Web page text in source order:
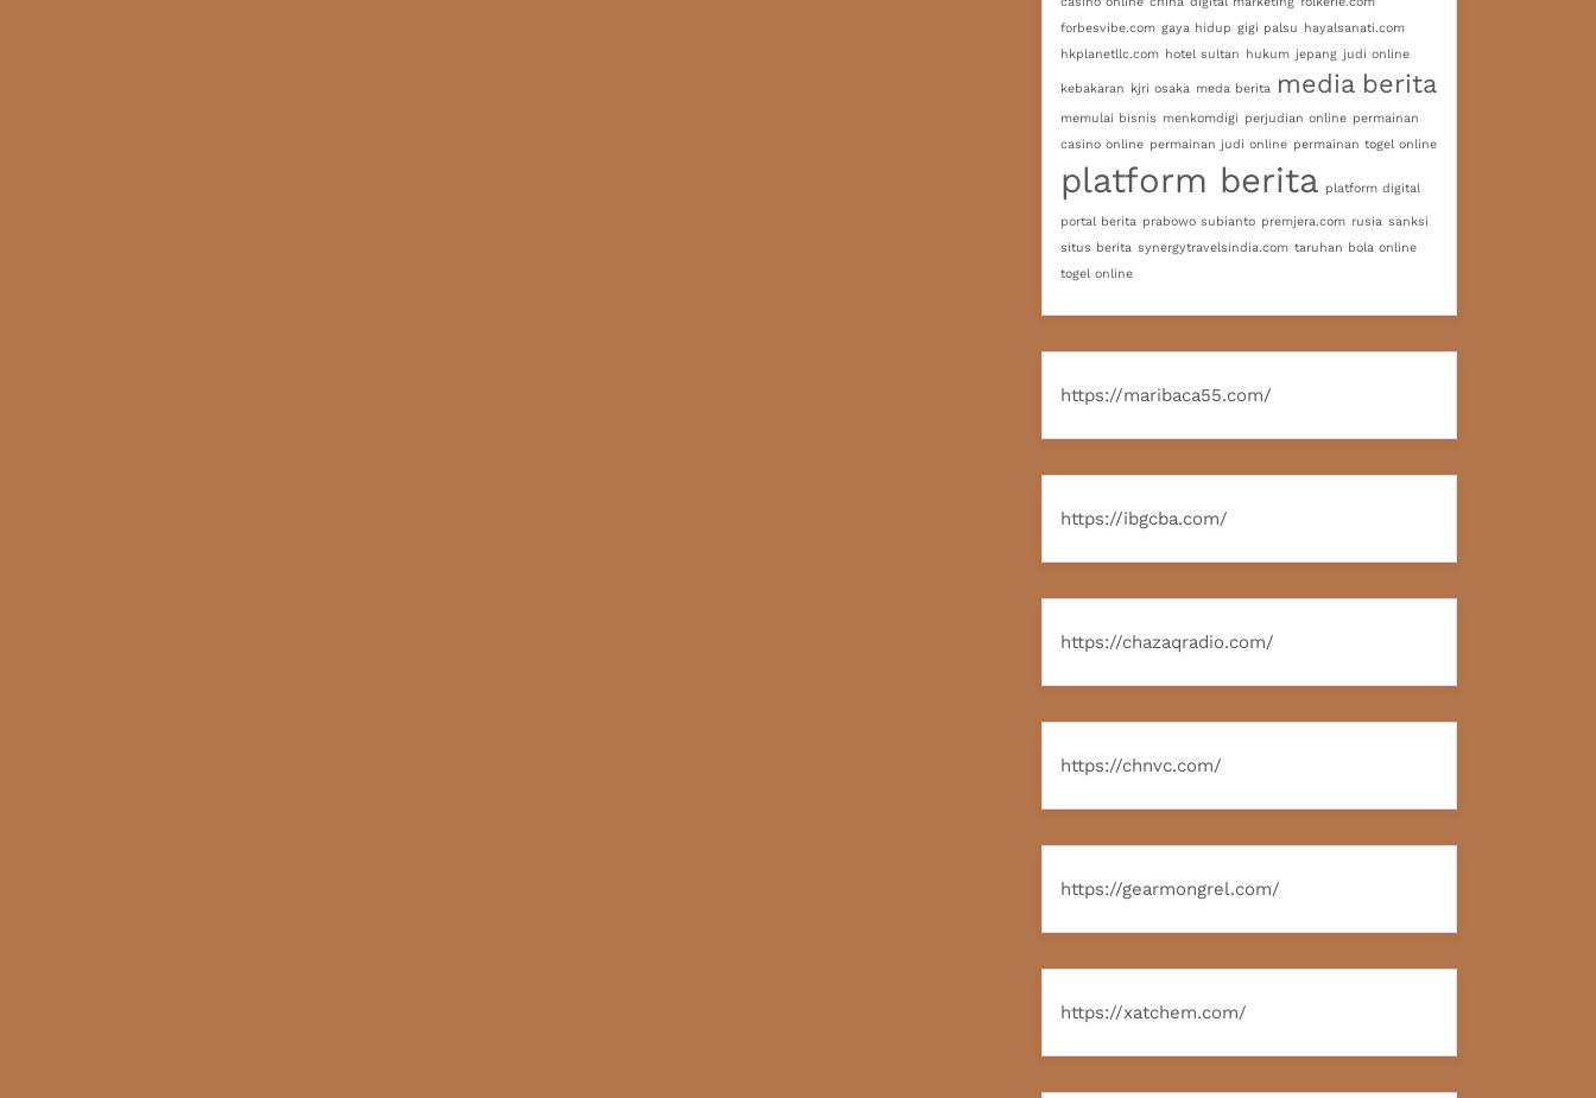
forbesvibe.com gaya hidup gigi palsu hayalsanati.com
hkplanetllc.com hotel sultan hukum jepang judi online
kebakaran kjri osaka meda berita media berita
memulai bisnis menkomdigi perjudian online permainan
casino online permainan judi online permainan togel online
platform berita platform digital
portal berita prabowo subianto premjera.com rusia sanksi
situs berita synergytravelsindia.com taruhan bola online
togel online
https://maribaca55.com/
https://ibgcba.com/
https://chazaqradio.com/
https://chnvc.com/
https://gearmongrel.com/
https://xatchem.com/